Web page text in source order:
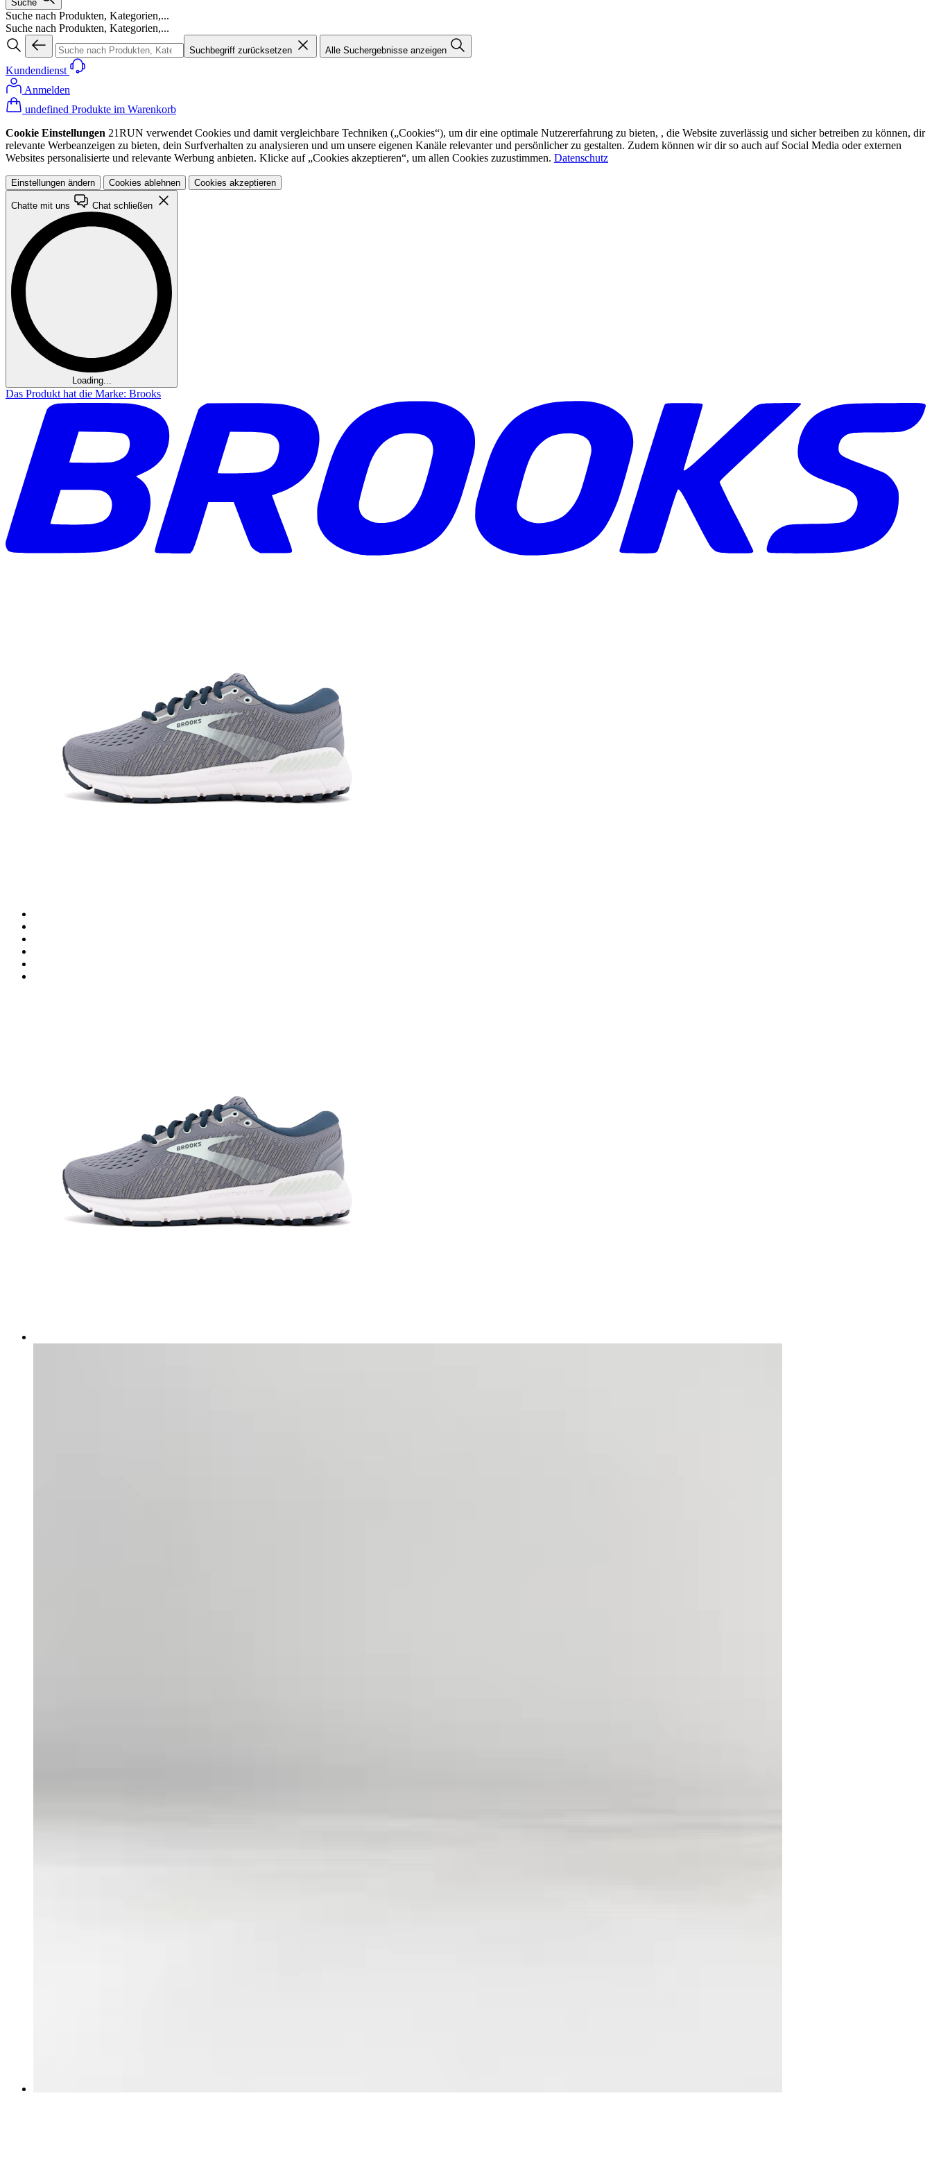
Suche
Suche nach Produkten, Kategorien,...
Suche nach Produkten, Kategorien,...
Suchbegriff zurücksetzen Alle Suchergebnisse anzeigen
Kundendienst
Anmelden
undefined Produkte im Warenkorb
Cookie Einstellungen 21RUN verwendet Cookies und damit vergleichbare Techniken („Cookies“), um dir eine optimale Nutzererfahrung zu bieten, , die Website zuverlässig und sicher betreiben zu können, dir
relevante Werbeanzeigen zu bieten, dein Surfverhalten zu analysieren und um unsere eigenen Kanäle relevanter und persönlicher zu gestalten. Zudem können wir dir so auch auf Social Media oder externen
Websites personalisierte und relevante Werbung anbieten. Klicke auf „Cookies akzeptieren“, um allen Cookies zuzustimmen. Datenschutz
Einstellungen ändern Cookies ablehnen Cookies akzeptieren
Chatte mit uns Chat schließen
Loading...
Das Produkt hat die Marke: Brooks